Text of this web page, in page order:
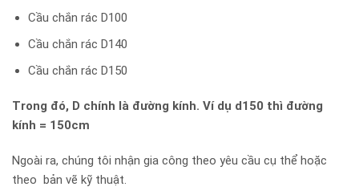
Cầu chắn rác D100
Cầu chắn rác D140
Cầu chắn rác D150
Trong đó, D chính là đường kính. Ví dụ d150 thì đường
kính = 150cm
Ngoài ra, chúng tôi nhận gia công theo yêu cầu cụ thể hoặc
theo bản vẽ kỹ thuật.